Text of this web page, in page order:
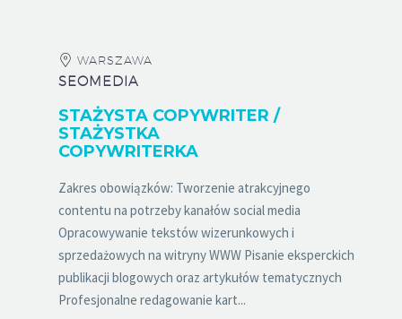
WARSZAWA
SEOMEDIA
STAŻYSTA COPYWRITER /
STAŻYSTKA
COPYWRITERKA
Zakres obowiązków: Tworzenie atrakcyjnego
contentu na potrzeby kanałów social media
Opracowywanie tekstów wizerunkowych i
sprzedażowych na witryny WWW Pisanie eksperckich
publikacji blogowych oraz artykułów tematycznych
Profesjonalne redagowanie kart...